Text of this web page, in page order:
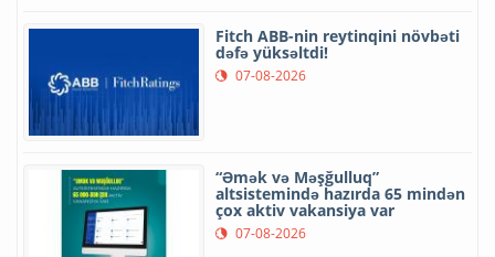
Fitch ABB-nin reytinqini növbəti
dəfə yüksəltdi!
07-08-2026
“Əmək və Məşğulluq”
altsistemində hazırda 65 mindən
çox aktiv vakansiya var
07-08-2026